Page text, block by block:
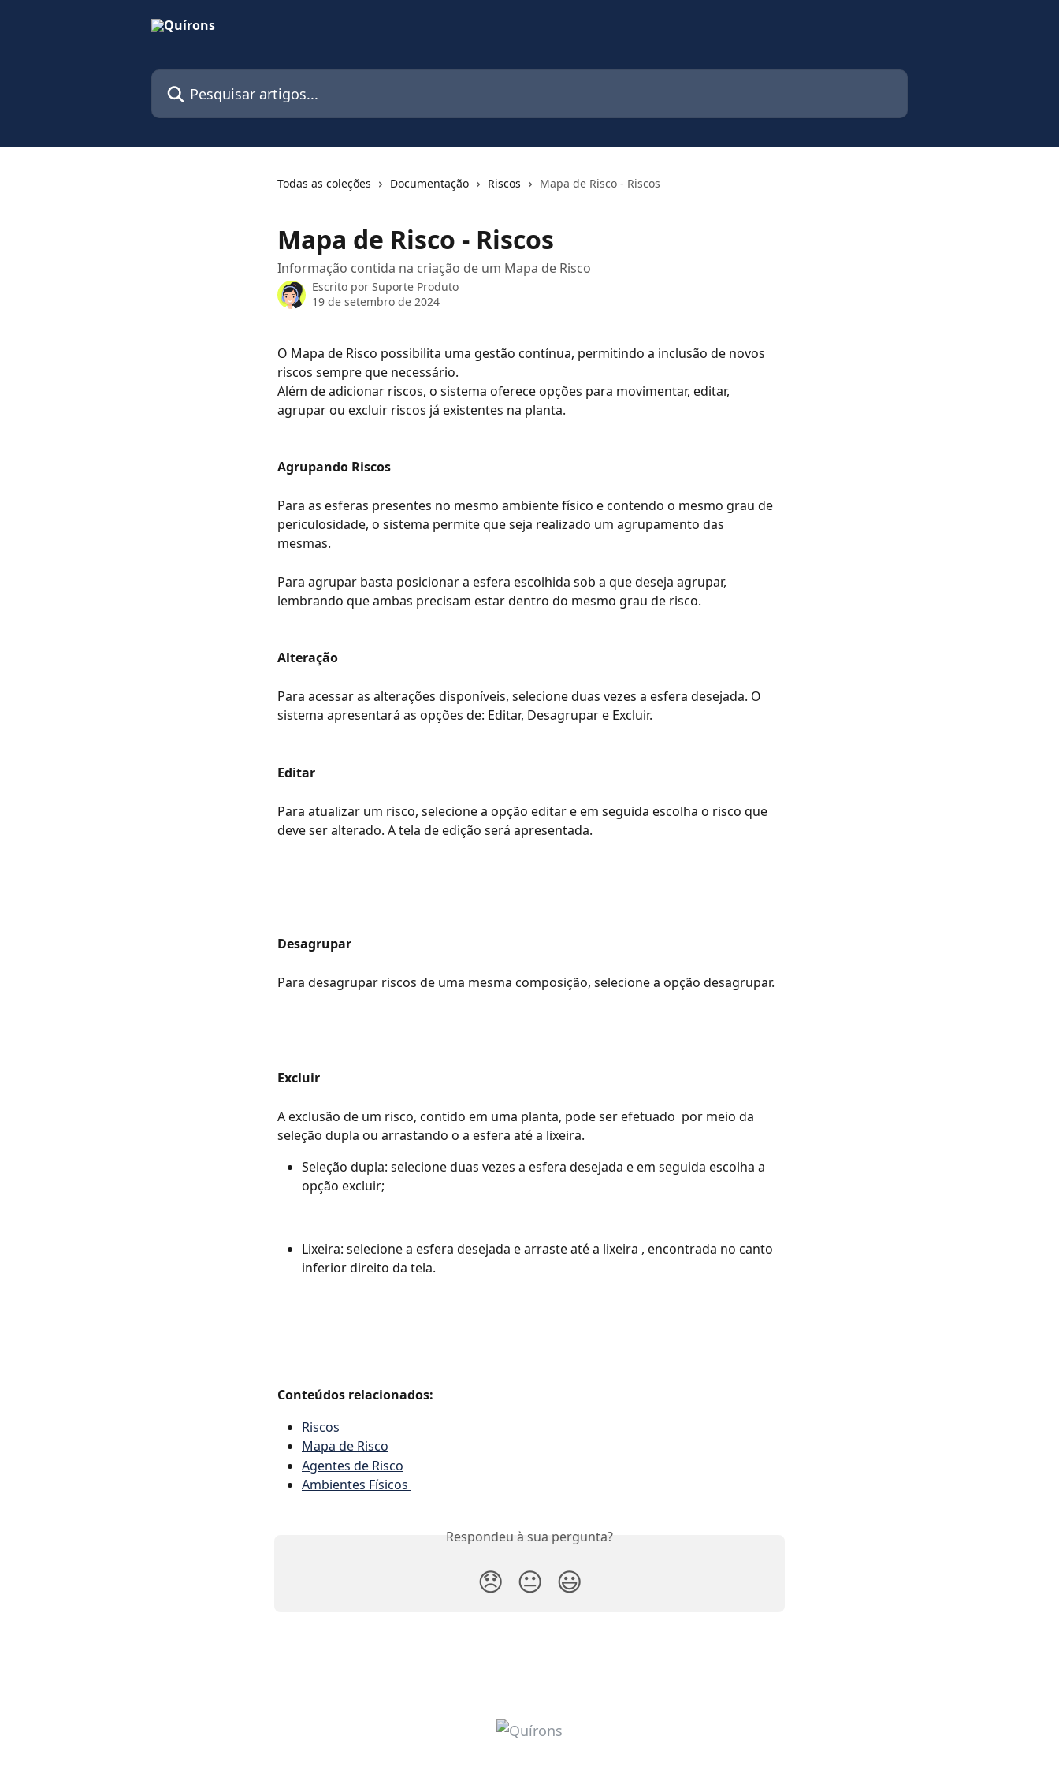
Pesquisar artigos...
Todas as coleções Documentação Riscos Mapa de Risco - Riscos
Mapa de Risco - Riscos
Informação contida na criação de um Mapa de Risco
Escrito por Suporte Produto
19 de setembro de 2024
O Mapa de Risco possibilita uma gestão contínua, permitindo a inclusão de novos
riscos sempre que necessário.
Além de adicionar riscos, o sistema oferece opções para movimentar, editar,
agrupar ou excluir riscos já existentes na planta.
Agrupando Riscos
Para as esferas presentes no mesmo ambiente físico e contendo o mesmo grau de
periculosidade, o sistema permite que seja realizado um agrupamento das
mesmas.
Para agrupar basta posicionar a esfera escolhida sob a que deseja agrupar,
lembrando que ambas precisam estar dentro do mesmo grau de risco.
Alteração
Para acessar as alterações disponíveis, selecione duas vezes a esfera desejada. O
sistema apresentará as opções de: Editar, Desagrupar e Excluir.
Editar
Para atualizar um risco, selecione a opção editar e em seguida escolha o risco que
deve ser alterado. A tela de edição será apresentada.
Desagrupar
Para desagrupar riscos de uma mesma composição, selecione a opção desagrupar.
Excluir
A exclusão de um risco, contido em uma planta, pode ser efetuado  por meio da
seleção dupla ou arrastando o a esfera até a lixeira.
Seleção dupla: selecione duas vezes a esfera desejada e em seguida escolha a
opção excluir;
Lixeira: selecione a esfera desejada e arraste até a lixeira , encontrada no canto
inferior direito da tela.
Conteúdos relacionados:
Riscos
Mapa de Risco
Agentes de Risco
Ambientes Físicos
Respondeu à sua pergunta?
😞 😐 😃